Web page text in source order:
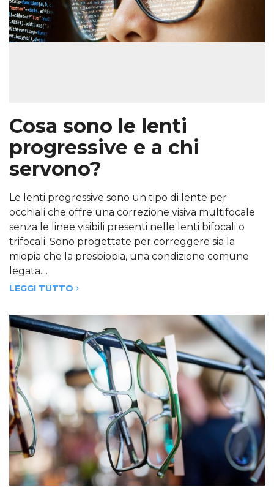
Cosa sono le lenti
progressive e a chi
servono?
Le lenti progressive sono un tipo di lente per
occhiali che offre una correzione visiva multifocale
senza le linee visibili presenti nelle lenti bifocali o
trifocali. Sono progettate per correggere sia la
miopia che la presbiopia, una condizione comune
legata....
LEGGI TUTTO